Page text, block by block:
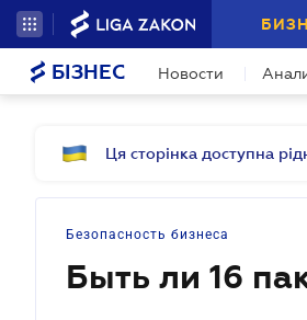
БІЗНЕС Новости
Ця сторінка доступна
Безопасность бизнеса
Быть ли 16